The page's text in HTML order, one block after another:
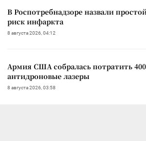
В Роспотребнадзоре назвали
риск инфаркта
8 августа 2026, 04:12
Армия США собралась потратить
антидроновые лазеры
8 августа 2026, 03:58